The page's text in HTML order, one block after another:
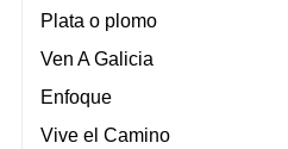
Plata o plomo
Ven A Galicia
Enfoque
Vive el Camino